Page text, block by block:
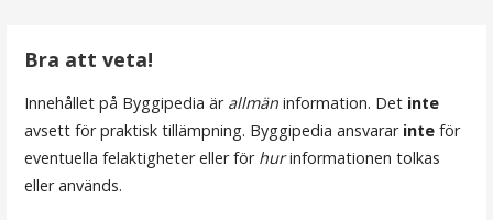
Bra att veta!
Innehållet på Byggipedia är allmän information. Det inte
avsett för praktisk tillämpning. Byggipedia ansvarar inte för
eventuella felaktigheter eller för hurinformationen tolkas
eller används.